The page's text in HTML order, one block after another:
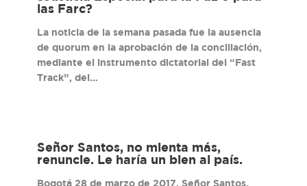
las Farc?
La noticia de la semana pasada fue la ausencia
de quorum en la aprobación de la conciliación,
mediante el instrumento dictatorial del “Fast
Track”, del…
Señor Santos, no mienta más,
renuncie. Le haría un bien al país.
Bogotá 28 de marzo de 2017. Señor Santos,